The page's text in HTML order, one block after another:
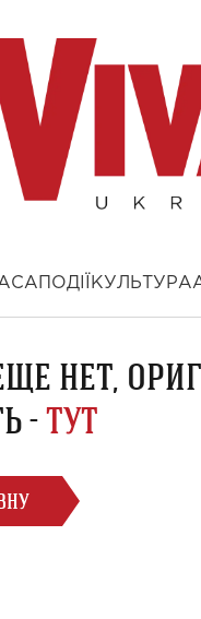
ПОДІЇ КУЛЬТУРА
НЕТ,
-ТУТ